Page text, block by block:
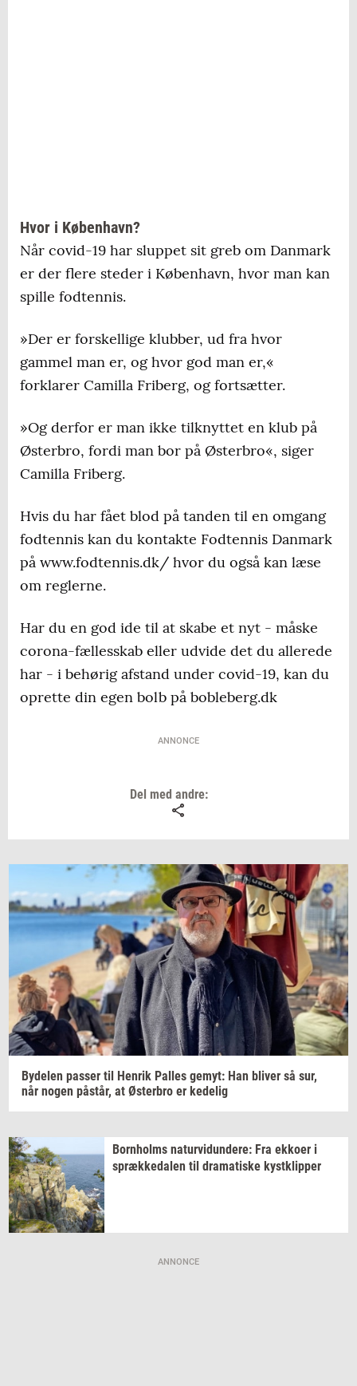
Hvor i København?
Når covid-19 har sluppet sit greb om Danmark
er der flere steder i København, hvor man kan
spille fodtennis.
»Der er forskellige klubber, ud fra hvor
gammel man er, og hvor god man er,«
forklarer Camilla Friberg, og fortsætter.
»Og derfor er man ikke tilknyttet en klub på
Østerbro, fordi man bor på Østerbro«, siger
Camilla Friberg.
Hvis du har fået blod på tanden til en omgang
fodtennis kan du kontakte Fodtennis Danmark
på www.fodtennis.dk/ hvor du også kan læse
om reglerne.
Har du en god ide til at skabe et nyt - måske
corona-fællesskab eller udvide det du allerede
har - i behørig afstand under covid-19, kan du
oprette din egen bolb på bobleberg.dk
ANNONCE
Del med andre:
By­de­len pas­ser til Hen­rik Pal­les gemyt: Han bli­ver så sur,
når nogen på­står, at Øster­bro er ke­de­lig
Born­holms na­tur­vi­dun­de­re: Fra ek­ko­er i
spræk­ke­da­len til dra­ma­ti­ske kyst­klip­per
ANNONCE